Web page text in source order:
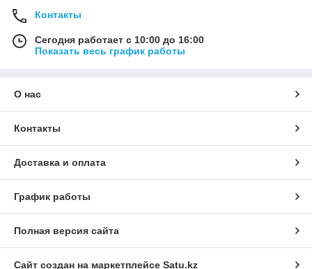
Контакты
Сегодня работает с 10:00 до 16:00
Показать весь график работы
О нас
Контакты
Доставка и оплата
График работы
Полная версия сайта
Сайт создан на маркетплейсе Satu.kz